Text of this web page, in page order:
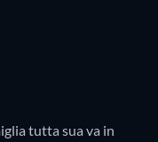
tutta sua va in